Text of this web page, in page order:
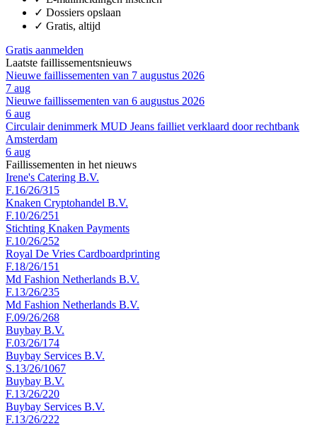
✓ Dossiers opslaan
✓ Gratis, altijd
Gratis aanmelden
Laatste faillissementsnieuws
Nieuwe faillissementen van 7 augustus 2026
7 aug
Nieuwe faillissementen van 6 augustus 2026
6 aug
Circulair denimmerk MUD Jeans failliet verklaard door rechtbank
Amsterdam
6 aug
Faillissementen in het nieuws
Irene's Catering B.V.
F.16/26/315
Knaken Cryptohandel B.V.
F.10/26/251
Stichting Knaken Payments
F.10/26/252
Royal De Vries Cardboardprinting
F.18/26/151
Md Fashion Netherlands B.V.
F.13/26/235
Md Fashion Netherlands B.V.
F.09/26/268
Buybay B.V.
F.03/26/174
Buybay Services B.V.
S.13/26/1067
Buybay B.V.
F.13/26/220
Buybay Services B.V.
F.13/26/222